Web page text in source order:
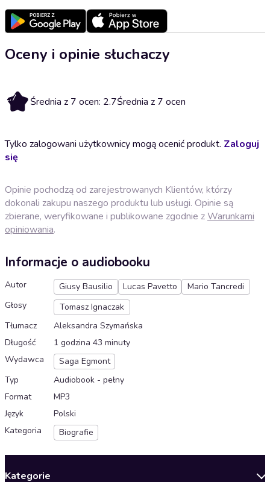
Oceny i opinie słuchaczy
2.7 Średnia z 7 ocen: 2.7Średnia z 7 ocen
Tylko zalogowani użytkownicy mogą ocenić produkt. Zaloguj
się
Opinie pochodzą od zarejestrowanych Klientów, którzy
dokonali zakupu naszego produktu lub usługi. Opinie są
zbierane, weryfikowane i publikowane zgodnie zWarunkami
opiniowania.
Informacje o audiobooku
Autor Giusy Bausilio Lucas Pavetto
Mario Tancredi
Głosy
Tomasz Ignaczak
Tłumacz
Aleksandra Szymańska
Długość
1 godzina 43 minuty
Wydawca
Saga Egmont
Typ
Audiobook - pełny
Format
MP3
Język
Polski
Kategoria
Biografie
Kategorie